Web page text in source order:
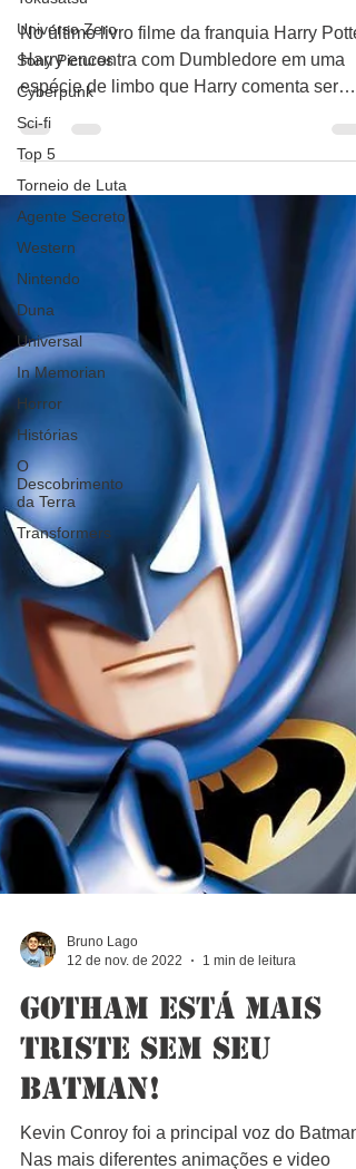
Universo Zero
Sony Pictures
Cyberpunk
Sci-fi
Top 5
Torneio de Luta
Agente Secreto
Western
Nintendo
Duna
Universal
In Memorian
Horror
Histórias
O
Descobrimento
da Terra
Transformers
pegou o trem da
saída
No último livro filme da franquia Harry
Harry encontra com Dumbledore em uma
espécie de limbo que Harry comenta ser
parecido com...
Bruno Lago
12 de nov. de 2022
1 min de leitura
Gotham está mais
triste sem seu